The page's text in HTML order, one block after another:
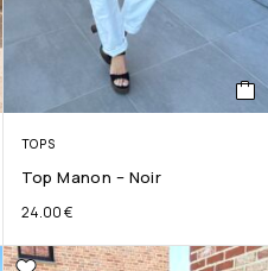
TOPS
Top Manon – Noir
24.00€